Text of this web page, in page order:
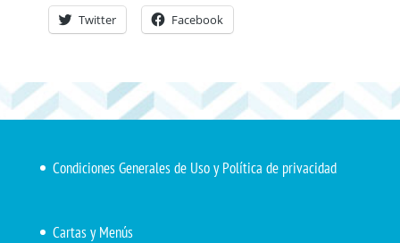
Twitter Facebook
Condiciones Generales de Uso y Política de privacidad
Cartas y Menús